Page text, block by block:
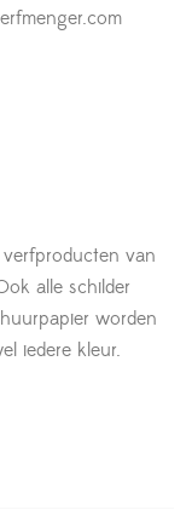
van
alle schilder
worden
iedere kleur.